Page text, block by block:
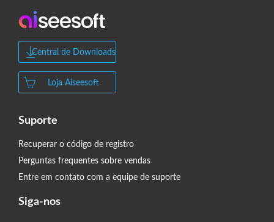
Central de Downloads
Loja Aiseesoft
Suporte
Recuperar o código de registro
Perguntas frequentes sobre vendas
Entre em contato com a equipe de suporte
Siga-nos